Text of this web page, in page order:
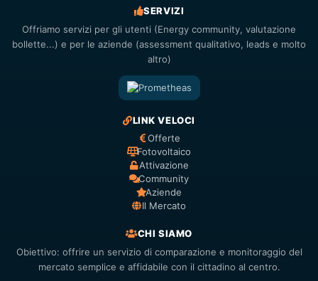
SERVIZI
Offriamo servizi per gli utenti (Energy community, valutazione
bollette...) e per le aziende (assessment qualitativo, leads e molto
altro)
LINK VELOCI
Offerte
Fotovoltaico
Attivazione
Community
Aziende
Il Mercato
CHI SIAMO
Obiettivo: offrire un servizio di comparazione e monitoraggio del
mercato semplice e affidabile con il cittadino al centro.